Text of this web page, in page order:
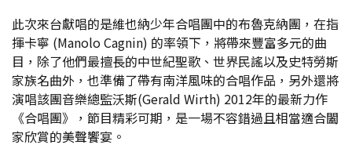
此次來台獻唱的是維也納少年合唱團中的布魯克納團，在指
揮卡寧 (Manolo Cagnin) 的率領下，將帶來豐富多元的曲
目，除了他們最擅長的中世紀聖歌、世界民謠以及史特勞斯
家族名曲外，也準備了帶有南洋風味的合唱作品，另外還將
演唱該團音樂總監沃斯(Gerald Wirth) 2012年的最新力作
《合唱團》，節目精彩可期，是一場不容錯過且相當適合闔
家欣賞的美聲饗宴。